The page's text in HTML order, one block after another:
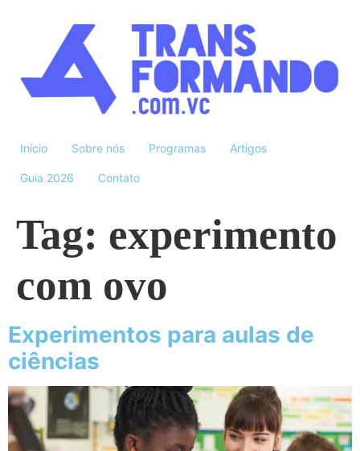
Início Sobre nós Programas Artigos
Guia 2026 Contato
Tag: experimento
com ovo
Experimentos para aulas de
ciências